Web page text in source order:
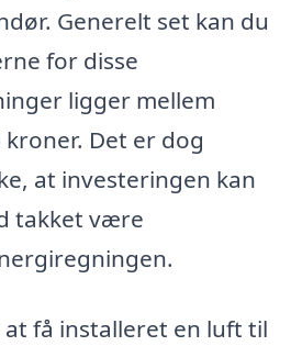
Generelt set kan du
for disse
ligger mellem
kroner. Det er dog
at investeringen kan
takket være
få installeret en luft til